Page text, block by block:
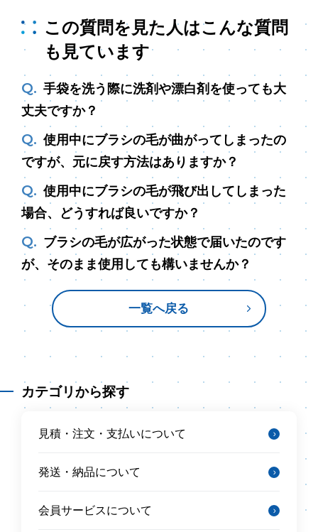
この質問を見た人はこんな質問
も見ています
手袋を洗う際に洗剤や漂白剤を使っても大
丈夫ですか？
使用中にブラシの毛が曲がってしまったの
ですが、元に戻す方法はありますか？
使用中にブラシの毛が飛び出してしまった
場合、どうすれば良いですか？
ブラシの毛が広がった状態で届いたのです
が、そのまま使用しても構いませんか？
一覧へ戻る
カテゴリから探す
見積・注文・支払いについて
発送・納品について
会員サービスについて